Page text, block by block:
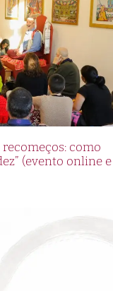
recomeços: como
(evento online e